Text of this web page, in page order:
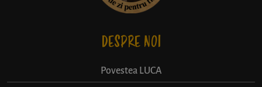
DESPRE NOI
Povestea LUCA